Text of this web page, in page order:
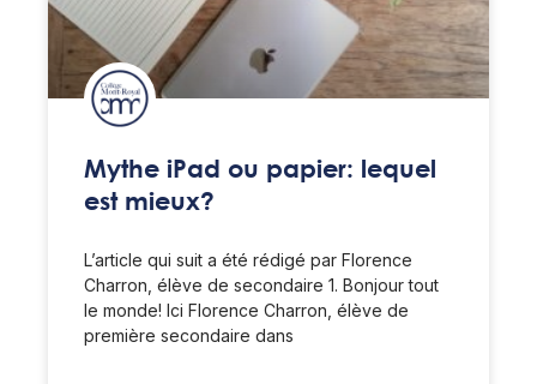
Mythe iPad ou papier: lequel
est mieux?
L’article qui suit a été rédigé par Florence
Charron, élève de secondaire 1. Bonjour tout
le monde! Ici Florence Charron, élève de
première secondaire dans